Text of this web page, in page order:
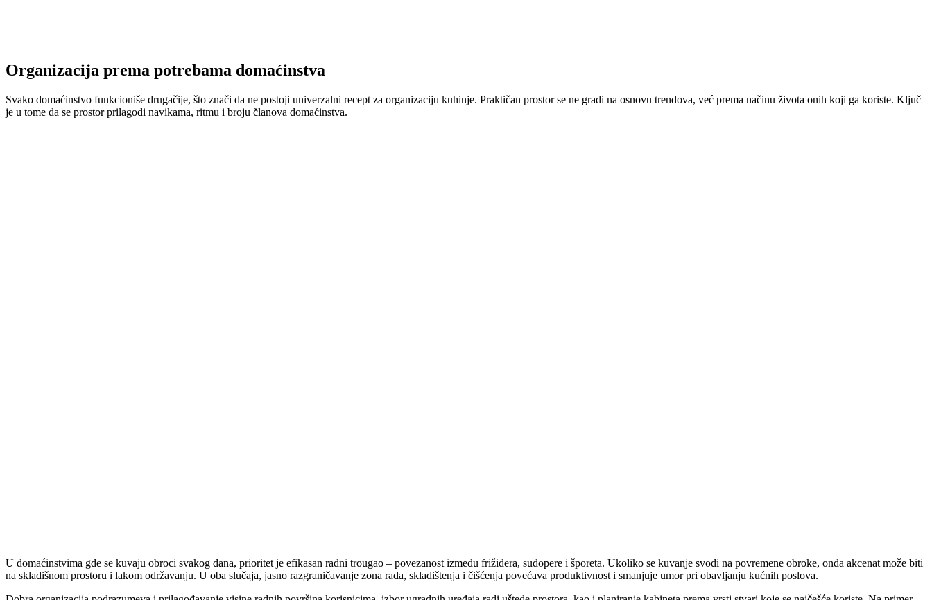
Organizacija prema potrebama domaćinstva
Svako domaćinstvo funkcioniše drugačije, što znači da ne postoji univerzalni recept za organizaciju kuhinje. Praktičan prostor se ne gradi na osnovu trendova, već prema načinu života onih koji ga koriste. Ključ
je u tome da se prostor prilagodi navikama, ritmu i broju članova domaćinstva.
U domaćinstvima gde se kuvaju obroci svakog dana, prioritet je efikasan radni trougao – povezanost između frižidera, sudopere i šporeta. Ukoliko se kuvanje svodi na povremene obroke, onda akcenat može biti
na skladišnom prostoru i lakom održavanju. U oba slučaja, jasno razgraničavanje zona rada, skladištenja i čišćenja povećava produktivnost i smanjuje umor pri obavljanju kućnih poslova.